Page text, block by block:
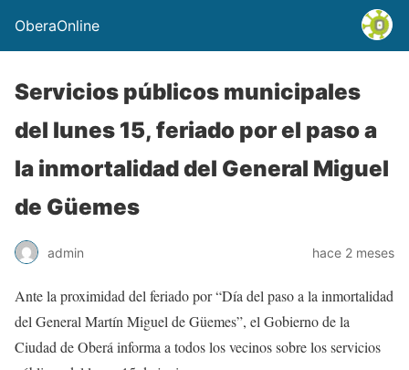
OberaOnline
Servicios públicos municipales
del lunes 15, feriado por el paso a
la inmortalidad del General Miguel
de Güemes
admin hace 2 meses
Ante la proximidad del feriado por “Día del paso a la inmortalidad
del General Martín Miguel de Güemes”, el Gobierno de la
Ciudad de Oberá informa a todos los vecinos sobre los servicios